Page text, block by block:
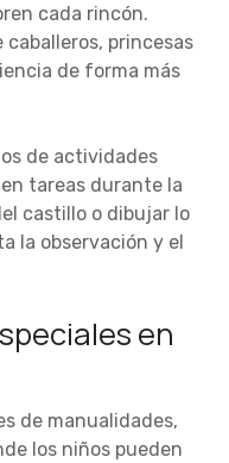
cada rincón.
princesas
de forma más
de actividades
tareas durante la
castillo o dibujar lo
la observación y el
en
de manualidades,
los niños pueden